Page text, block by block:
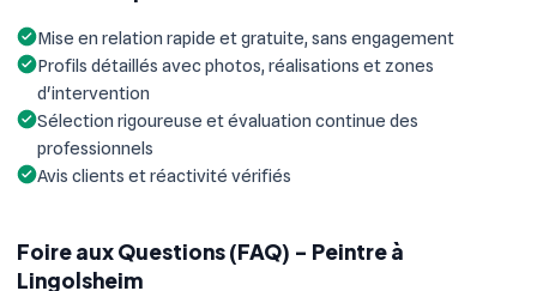
Mise en relation rapide et gratuite, sans engagement
Profils détaillés avec photos, réalisations et zones
d'intervention
Sélection rigoureuse et évaluation continue des
professionnels
Avis clients et réactivité vérifiés
Foire aux Questions (FAQ) - Peintre à
Lingolsheim